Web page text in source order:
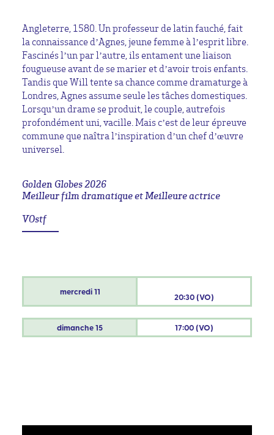
Angleterre, 1580. Un professeur de latin fauché, fait
la connaissance d’Agnes, jeune femme à l’esprit libre.
Fascinés l’un par l’autre, ils entament une liaison
fougueuse avant de se marier et d’avoir trois enfants.
Tandis que Will tente sa chance comme dramaturge à
Londres, Agnes assume seule les tâches domestiques.
Lorsqu’un drame se produit, le couple, autrefois
profondément uni, vacille. Mais c’est de leur épreuve
commune que naîtra l’inspiration d’un chef d’œuvre
universel.
Golden Globes 2026
Meilleur film dramatique et Meilleure actrice
VOstf
mercredi11 20:30 (VO)
dimanche15 17:00 (VO)